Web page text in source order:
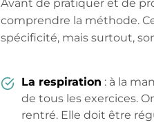
Avant de pratiquer et de
comprendre la méthode.
spécificité, mais surtout,
La respiration : à la
de tous les exercices.
rentré. Elle doit être